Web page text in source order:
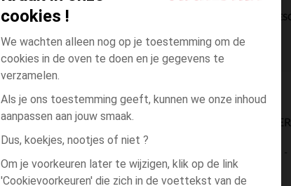
cookies !
We wachten alleen nog op je toestemming om de
cookies in de oven te doen en je gegevens te
verzamelen.
Als je ons toestemming geeft, kunnen we onze inhoud
aanpassen aan jouw smaak.
Dus, koekjes, nootjes of niet ?
Om je voorkeuren later te wijzigen, klik op de link
'Cookievoorkeuren' die zich in de voettekst van de
DIRECTE
BESCHIKBAARE
2 tot 4 dagen